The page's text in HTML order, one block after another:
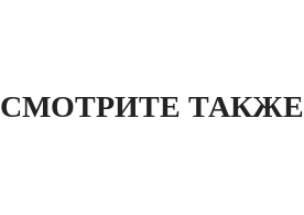
СМОТРИТЕ ТАКЖЕ